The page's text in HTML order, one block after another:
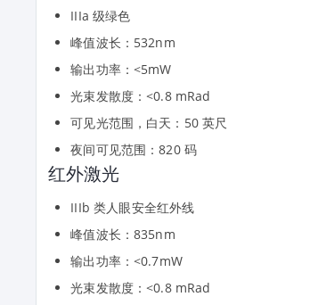
IIIa 级绿色
峰值波长：532nm
输出功率：<5mW
光束发散度：<0.8 mRad
可见光范围，白天：50 英尺
夜间可见范围：820 码
红外激光
IIIb 类人眼安全红外线
峰值波长：835nm
输出功率：<0.7mW
光束发散度：<0.8 mRad